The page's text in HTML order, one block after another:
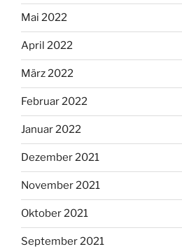
Mai 2022
April 2022
März 2022
Februar 2022
Januar 2022
Dezember 2021
November 2021
Oktober 2021
September 2021